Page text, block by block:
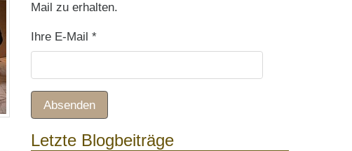
Mail zu erhalten.
Ihre E-Mail *
Absenden
Letzte Blogbeiträge